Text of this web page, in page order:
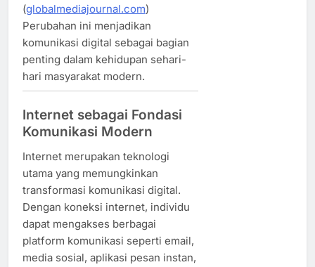
(globalmediajournal.com)
Perubahan ini menjadikan
komunikasi digital sebagai bagian
penting dalam kehidupan sehari-
hari masyarakat modern.
Internet sebagai Fondasi
Komunikasi Modern
Internet merupakan teknologi
utama yang memungkinkan
transformasi komunikasi digital.
Dengan koneksi internet, individu
dapat mengakses berbagai
platform komunikasi seperti email,
media sosial, aplikasi pesan instan,